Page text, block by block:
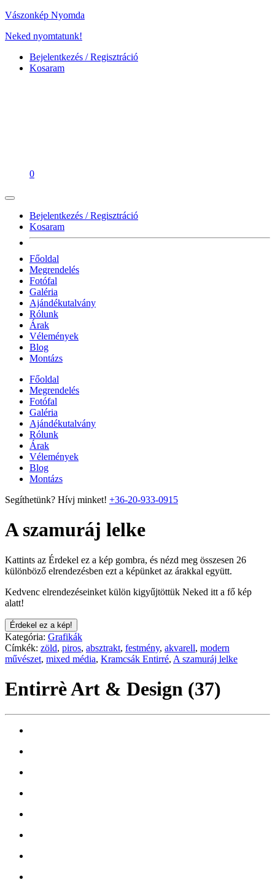
Vászonkép Nyomda
Neked nyomtatunk!
Bejelentkezés / Regisztráció
Kosaram
0
Bejelentkezés / Regisztráció
Kosaram
Főoldal
Megrendelés
Fotófal
Galéria
Ajándékutalvány
Rólunk
Árak
Vélemények
Blog
Montázs
Főoldal
Megrendelés
Fotófal
Galéria
Ajándékutalvány
Rólunk
Árak
Vélemények
Blog
Montázs
Segíthetünk? Hívj minket! +36-20-933-0915
A szamuráj lelke
Kattints az Érdekel ez a kép gombra, és nézd meg összesen 26
különböző elrendezésben ezt a képünket az árakkal együtt.
Kedvenc elrendezéseinket külön kigyűjtöttük Neked itt a fő kép
alatt!
Érdekel ez a kép!
Kategória: Grafikák
Címkék: zöld, piros, absztrakt, festmény, akvarell, modern
művészet, mixed média, Kramcsák Entirré, A szamuráj lelke
Entirrè Art & Design (37)